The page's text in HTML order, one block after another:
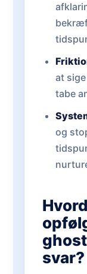
at sige
tabe
og
svar?